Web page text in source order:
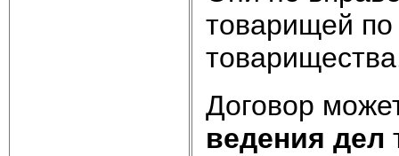
товарищей
Договор
ведения дел